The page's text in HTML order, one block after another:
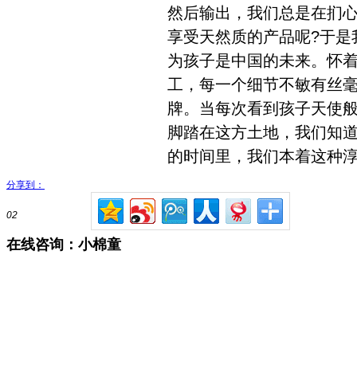
然后输出，我们总是在扪
享受天然质的产品呢?于
为孩子是中国的未来。怀
工，每一个细节不敏有丝
牌。当每次看到孩子天使
脚踏在这方土地，我们知
的时间里，我们本着这种
分享到：
02
在线咨询：小棉童